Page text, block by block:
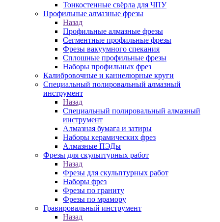
Тонкостенные свёрла для ЧПУ
Профильные алмазные фрезы
Назад
Профильные алмазные фрезы
Сегментные профильные фрезы
Фрезы вакуумного спекания
Сплошные профильные фрезы
Наборы профильных фрез
Калибровочные и каннелюрные круги
Специальный полировальный алмазный
инструмент
Назад
Специальный полировальный алмазный
инструмент
Алмазная бумага и затиры
Наборы керамических фрез
Алмазные ПЭДы
Фрезы для скульптурных работ
Назад
Фрезы для скульптурных работ
Наборы фрез
Фрезы по граниту
Фрезы по мрамору
Гравировальный инструмент
Назад